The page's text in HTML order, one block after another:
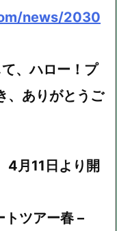
news/2030
、ハロー！プ
、ありがとうご
4月11日より開
トツアー春 –